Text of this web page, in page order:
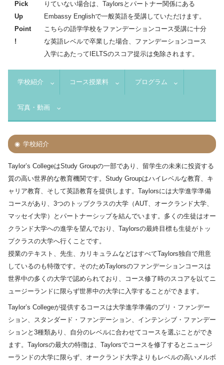
Pick
Up
Point
!
りていない場合は、Taylorsとパートナー関係にある
Embassy Englishで一般英語を受講していただけます。
こちらの語学学校をファンデーションコース受講に十分
な英語レベルで卒業した場合、ファンデーションコース
入学にあたってIELTSのスコア提示は免除されます。
学校紹介 コース授業料 プログラム
写真・動画
学校紹介
Taylor’s CollegeはStudy Groupの一部であり、留学生の未来に投資する
質の高い世界的な教育機関です。Study Groupはハイレベルな教育、キ
ャリア教育、そして英語教育を提供します。Taylorsには大学進学準備
コースがあり、3つのトップクラスの大学（AUT、オークランド大学、
マッセイ大学）とパートナーシップを結んでいます。多くの生徒はオー
クランド大学への進学を望んでおり、Taylorsの最終目標も生徒がトッ
プクラスの大学へ行くことです。
授業のテキスト、先生、カリキュラムなどはすべてTaylors独自で用意
しているのも特徴です。そのためTaylorsのファンデーションコースは
世界中の多くの大学で認められており、コース修了時のスコアを以てニ
ュージーランドに限らず世界中の大学に入学することができます。
Taylor’s Collegeが提供するコースは大学進学準備のプリ・ファンデー
ション、スタンダード・ファンデーション、インテンシブ・ファンデー
ションと3種類あり、自分のレベルに合わせてコースを選ぶことができ
ます。Taylorsの最大の特徴は、Taylorsでコースを修了するとニュージ
ーランドの大学に限らず、オークランド大学よりもレベルの高いメルボ